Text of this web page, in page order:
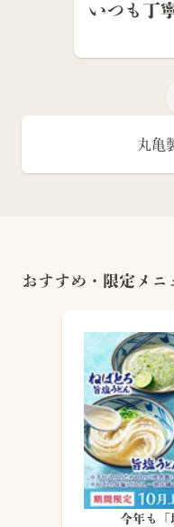
いつも丁
丸亀
おすすめ・限定メニ
今年も「